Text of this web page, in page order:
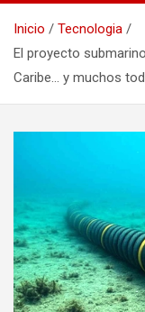
Inicio
Tecnologia
El proyecto
Caribe… y muchos